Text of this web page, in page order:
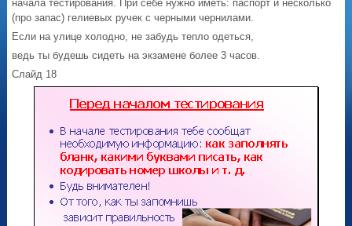
начала тестирования. При себе нужно иметь: паспорт и несколько
(про запас) гелиевых ручек с черными чернилами.
Если на улице холодно, не забудь тепло одеться,
ведь ты будешь сидеть на экзамене более 3 часов.
Слайд 18